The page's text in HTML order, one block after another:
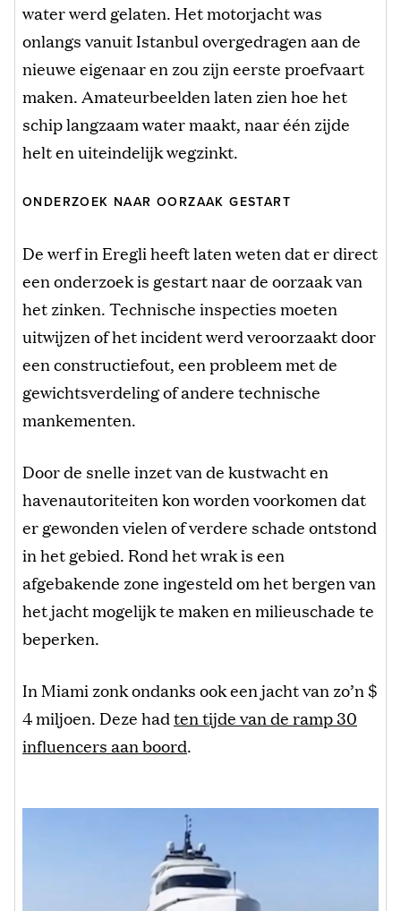
water werd gelaten. Het motorjacht was
onlangs vanuit Istanbul overgedragen aan de
nieuwe eigenaar en zou zijn eerste proefvaart
maken. Amateurbeelden laten zien hoe het
schip langzaam water maakt, naar één zijde
helt en uiteindelijk wegzinkt.
ONDERZOEK NAAR OORZAAK GESTART
De werf in Eregli heeft laten weten dat er direct
een onderzoek is gestart naar de oorzaak van
het zinken. Technische inspecties moeten
uitwijzen of het incident werd veroorzaakt door
een constructiefout, een probleem met de
gewichtsverdeling of andere technische
mankementen.
Door de snelle inzet van de kustwacht en
havenautoriteiten kon worden voorkomen dat
er gewonden vielen of verdere schade ontstond
in het gebied. Rond het wrak is een
afgebakende zone ingesteld om het bergen van
het jacht mogelijk te maken en milieuschade te
beperken.
In Miami zonk ondanks ook een jacht van zo’n $
4 miljoen. Deze hadten tijde van de ramp 30
influencers aan boord.